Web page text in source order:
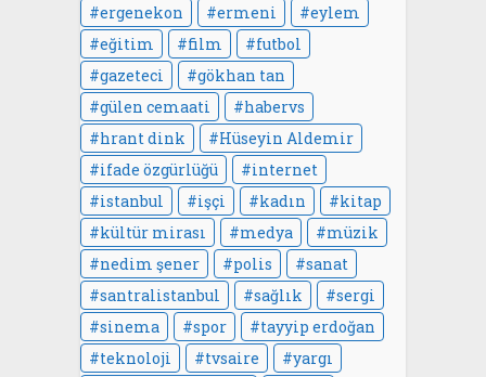
ergenekon
ermeni
eylem
eğitim
film
futbol
gazeteci
gökhan tan
gülen cemaati
habervs
hrant dink
Hüseyin Aldemir
ifade özgürlüğü
internet
istanbul
işçi kadın
kitap
kültür mirası
medya
müzik
nedim şener
polis
sanat
santralistanbul
sağlık
sergi
sinema
spor
tayyip erdoğan
teknoloji
tvsaire
yargı